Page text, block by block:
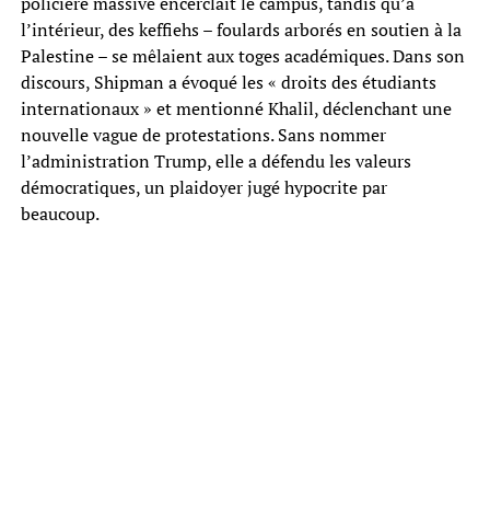
l’intérieur, des keffiehs – foulards arborés en soutien à la
Palestine – se mêlaient aux toges académiques. Dans son
discours, Shipman a évoqué les « droits des étudiants
internationaux » et mentionné Khalil, déclenchant une
nouvelle vague de protestations. Sans nommer
l’administration Trump, elle a défendu les valeurs
démocratiques, un plaidoyer jugé hypocrite par
beaucoup.